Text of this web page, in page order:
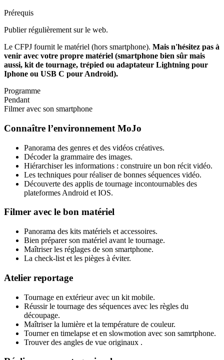
Prérequis
Publier régulièrement sur le web.
Le CFPJ fournit le matériel (hors smartphone). Mais n'hésitez pas à
venir avec votre propre matériel (smartphone bien sûr mais
aussi, kit de tournage, trépied ou adaptateur Lightning pour
Iphone ou USB C pour Android).
Programme
Pendant
Filmer avec son smartphone
Connaître l’environnement MoJo
Panorama des genres et des vidéos créatives.
Décoder la grammaire des images.
Hiérarchiser les informations : construire un bon récit vidéo.
Les techniques pour réaliser de bonnes séquences vidéo.
Découverte des applis de tournage incontournables des
plateformes Android et IOS.
Filmer avec le bon matériel
Panorama des kits matériels et accessoires.
Bien préparer son matériel avant le tournage.
Maîtriser les réglages de son smartphone.
La check-list et les pièges à éviter.
Atelier reportage
Tournage en extérieur avec un kit mobile.
Réussir le tournage des séquences avec les règles du
découpage.
Maîtriser la lumière et la température de couleur.
Tourner en timelapse et en slowmotion avec son samrtphone.
Trouver des angles de vue originaux .